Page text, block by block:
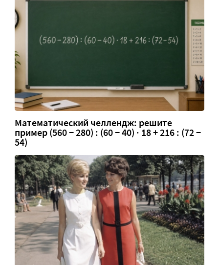
Математический челлендж: решите
пример (560 − 280) : (60 − 40) · 18 + 216 : (72 −
54)